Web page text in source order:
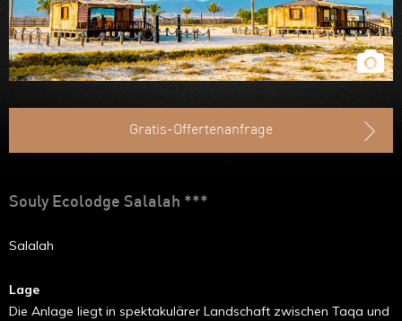
Gratis-Offertenanfrage
Souly Ecolodge Salalah ***
Salalah
Lage
Die Anlage liegt in spektakulärer Landschaft zwischen Taqa und